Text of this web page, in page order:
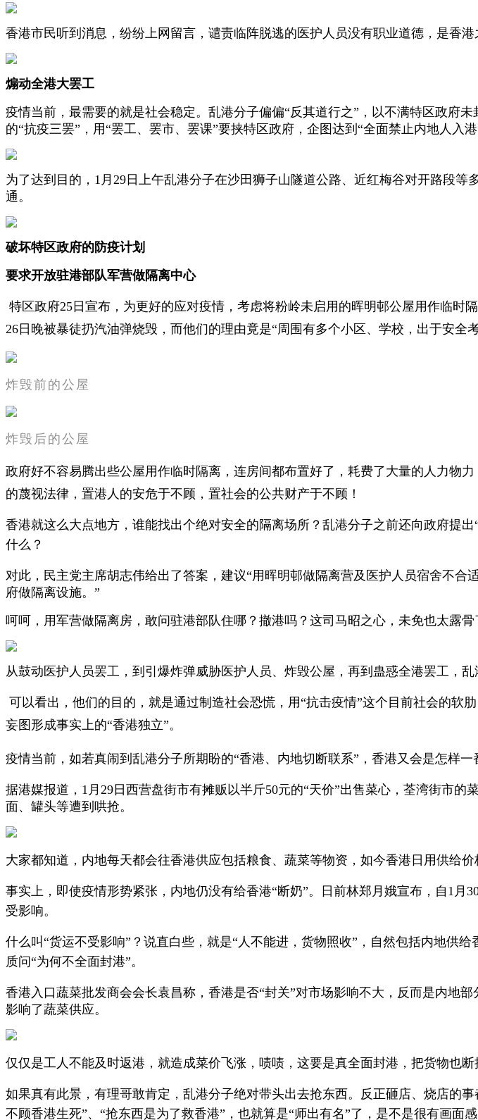
香港市民听到消息，纷纷上网留言，谴责临阵脱逃的医护人员没有职业道德，是香港
煽动全港大罢工
疫情当前，最需要的就是社会稳定。乱港分子偏偏“反其道行之”，以不满特区政府
的“抗疫三罢”，用“罢工、罢市、罢课”要挟特区政府，企图达到“全面禁止内地人入
为了达到目的，1月29日上午乱港分子在沙田狮子山隧道公路、近红梅谷对开路段
通。
破坏特区政府的防疫计划
要求开放驻港部队军营做隔离中心
特区政府25日宣布，为更好的应对疫情，考虑将粉岭未启用的晖明邨公屋用作临
26日晚被暴徒扔汽油弹烧毁，而他们的理由竟是“周围有多个小区、学校，出于安全
炸毁前的公屋
炸毁后的公屋
政府好不容易腾出些公屋用作临时隔离， 连房间都布置好了，耗费了大量的人力物
的蔑视法律，置港人的安危于不顾，置社会的公共财产于不顾！
香港就这么大点地方，谁能找出个绝对安全的隔离场所？乱港分子之前还向政府提
什么？
对此，民主党主席胡志伟给出了答案，建议“用晖明邨做隔离营及医护人员宿舍不
府做隔离设施。”
呵呵，用军营做隔离房，敢问驻港部队住哪？撤港吗？这司马昭之心，未免也太露骨
从鼓动医护人员罢工，到引爆炸弹威胁医护人员、炸毁公屋，再到蛊惑全港罢工，
可以看出，他们的目的，就是通过制造社会恐慌，用“抗击疫情”这个目前社会的软
妄图形成事实上的“香港独立”。
疫情当前，如若真闹到乱港分子所期盼的“香港、内地切断联系”，香港又会是怎样一
据港媒报道，1月29日西营盘街市有摊贩以半斤50元的“天价”出售菜心，荃湾街市
面、罐头等遭到哄抢。
大家都知道，内地每天都会往香港供应包括粮食、蔬菜等物资，如今香港日用供给
事实上，即使疫情形势紧张，内地仍没有给香港“断奶”。日前林郑月娥宣布，自1
受影响。
什么叫“货运不受影响”？说直白些，就是“人不能进，货物照收”，自然包括内地供
质问“为何不全面封港”。
香港入口蔬菜批发商会会长袁昌称，香港是否“封关”对市场影响不大，反而是内地
影响了蔬菜供应。
仅仅是工人不能及时返港，就造成菜价飞涨，啧啧，这要是真全面封港，把货物也
如果真有此景，有理哥敢肯定，乱港分子绝对带头出去抢东西。反正砸店、烧店的
不顾香港生死”、“抢东西是为了救香港”，也就算是“师出有名”了，是不是很有画面感